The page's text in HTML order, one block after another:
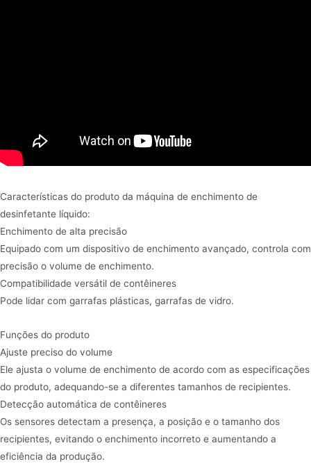
Características do produto da máquina de enchimento de
desinfetante líquido:
Enchimento de alta precisão
Equipado com um dispositivo de enchimento avançado, controla com
precisão o volume de enchimento.
Compatibilidade versátil de contêineres
Pode lidar com garrafas plásticas, garrafas de vidro.
Funções do produto
Ajuste preciso do volume
Ele ajusta o volume de enchimento de acordo com as especificações
do produto, adequando-se a diferentes tamanhos de recipientes.
Detecção automática de contêineres
Os sensores detectam a presença, a posição e o tamanho dos
recipientes, evitando o enchimento incorreto e aumentando a
eficiência da produção.